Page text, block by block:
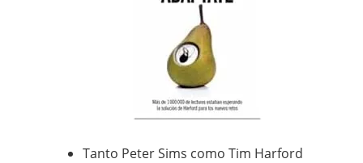
Tanto Peter Sims como Tim Harford